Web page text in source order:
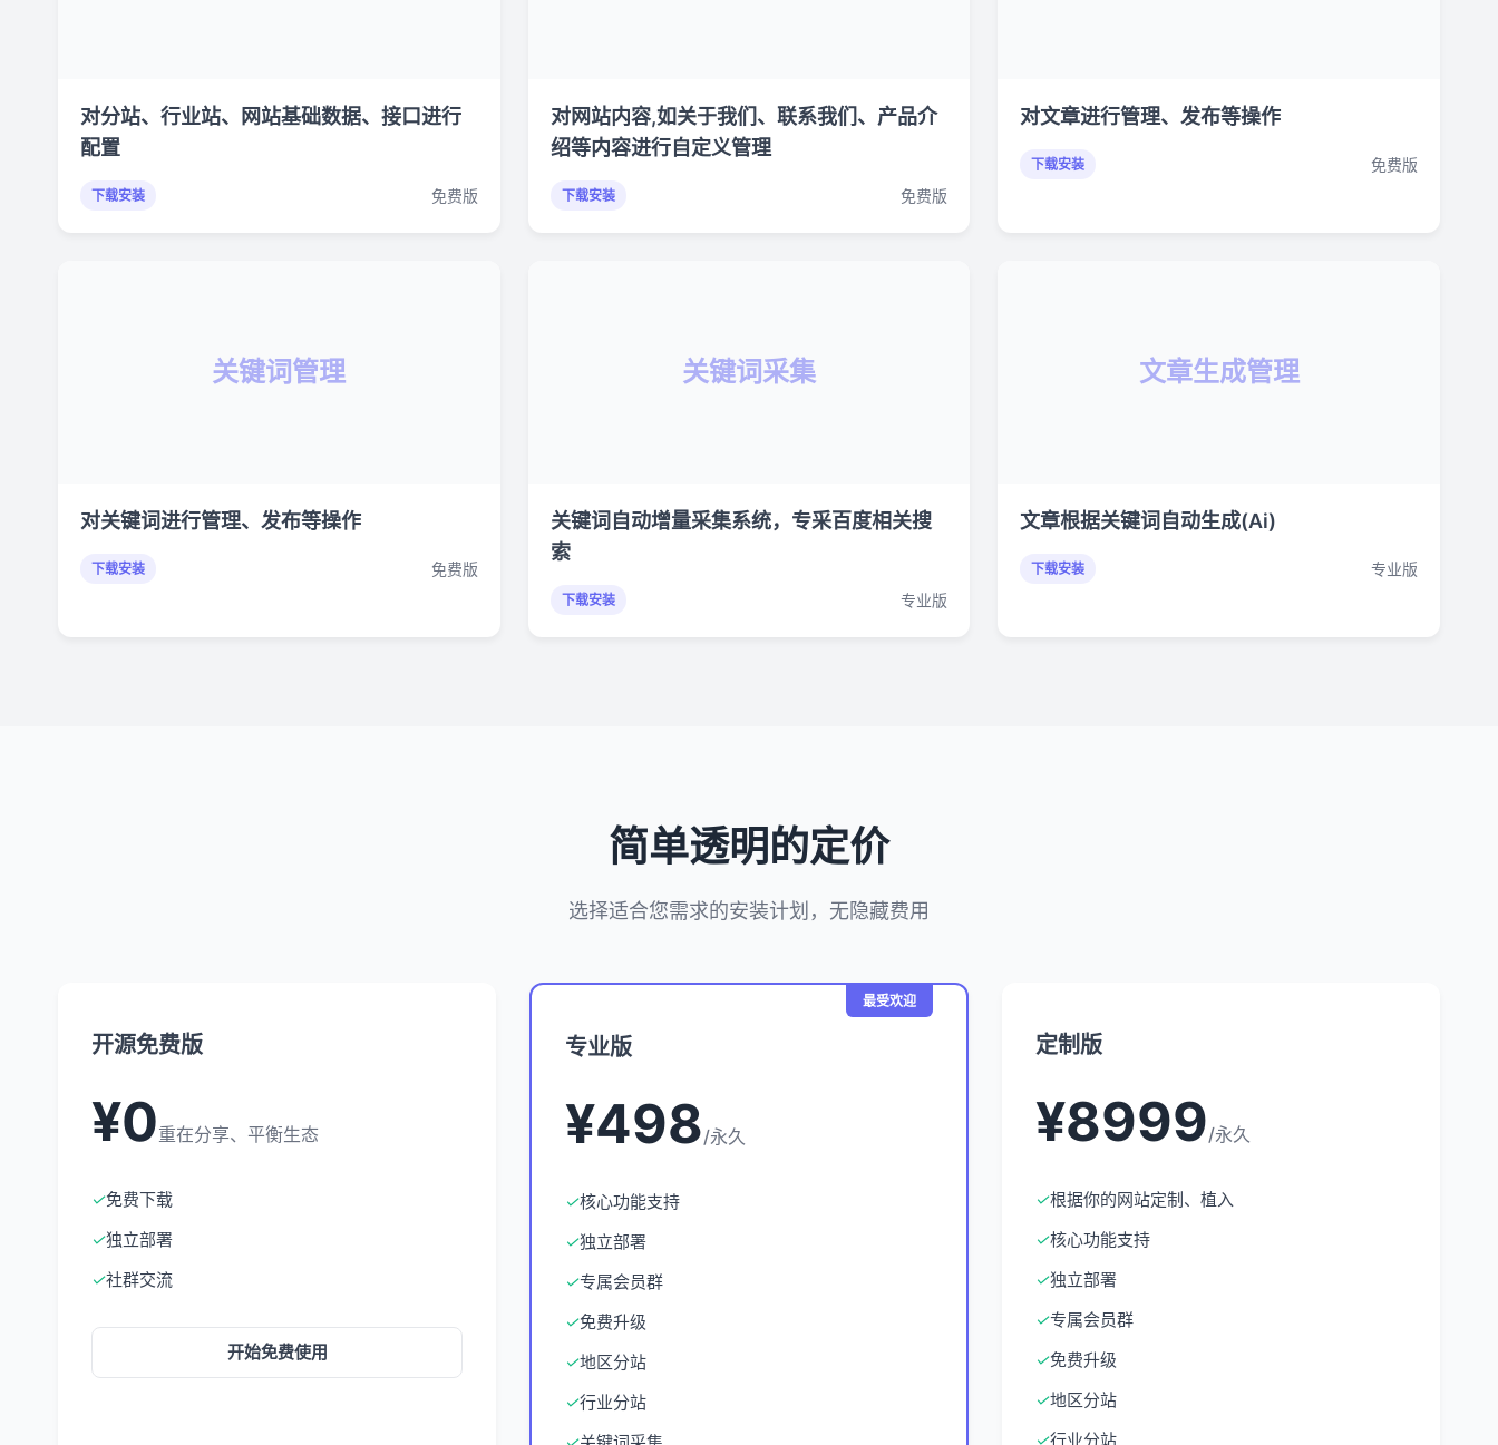
对分站、行业站、网站基础数据、接口进行
配置
下载安装 免费版
对网站内容,如关于我们、联系我们、产品介
绍等内容进行自定义管理
下载安装 免费版
对文章进行管理、发布等操作
下载安装 免费版
关键词管理
对关键词进行管理、发布等操作
下载安装 免费版
关键词采集
关键词自动增量采集系统，专采百度相关搜
索
下载安装 专业版
文章生成管理
文章根据关键词自动生成(Ai)
下载安装 专业版
简单透明的定价
选择适合您需求的安装计划，无隐藏费用
开源免费版
¥0重在分享、平衡生态
✓免费下载
✓独立部署
✓社群交流
开始免费使用
最受欢迎
专业版
¥498/永久
✓核心功能支持
✓独立部署
✓专属会员群
✓免费升级
✓地区分站
✓行业分站
定制版
¥8999/永久
✓根据你的网站定制、植入
✓核心功能支持
✓独立部署
✓专属会员群
✓免费升级
✓地区分站
✓行业分站